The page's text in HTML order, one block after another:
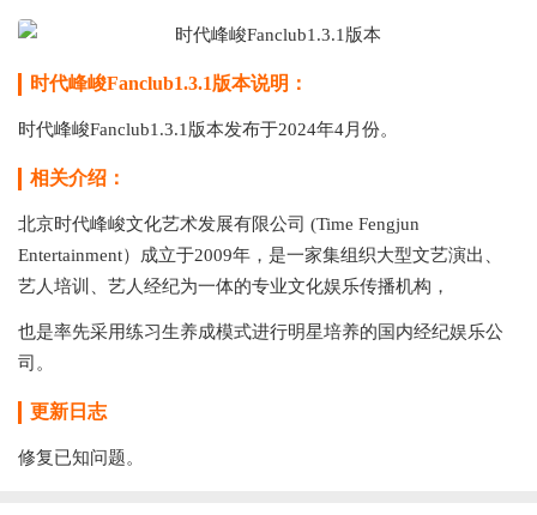
时代峰峻Fanclub1.3.1版本说明：
时代峰峻Fanclub1.3.1版本发布于2024年4月份。
相关介绍：
北京时代峰峻文化艺术发展有限公司 (Time Fengjun
Entertainment）成立于2009年，是一家集组织大型文艺演出、
艺人培训、艺人经纪为一体的专业文化娱乐传播机构，
也是率先采用练习生养成模式进行明星培养的国内经纪娱乐公
司。
更新日志
修复已知问题。